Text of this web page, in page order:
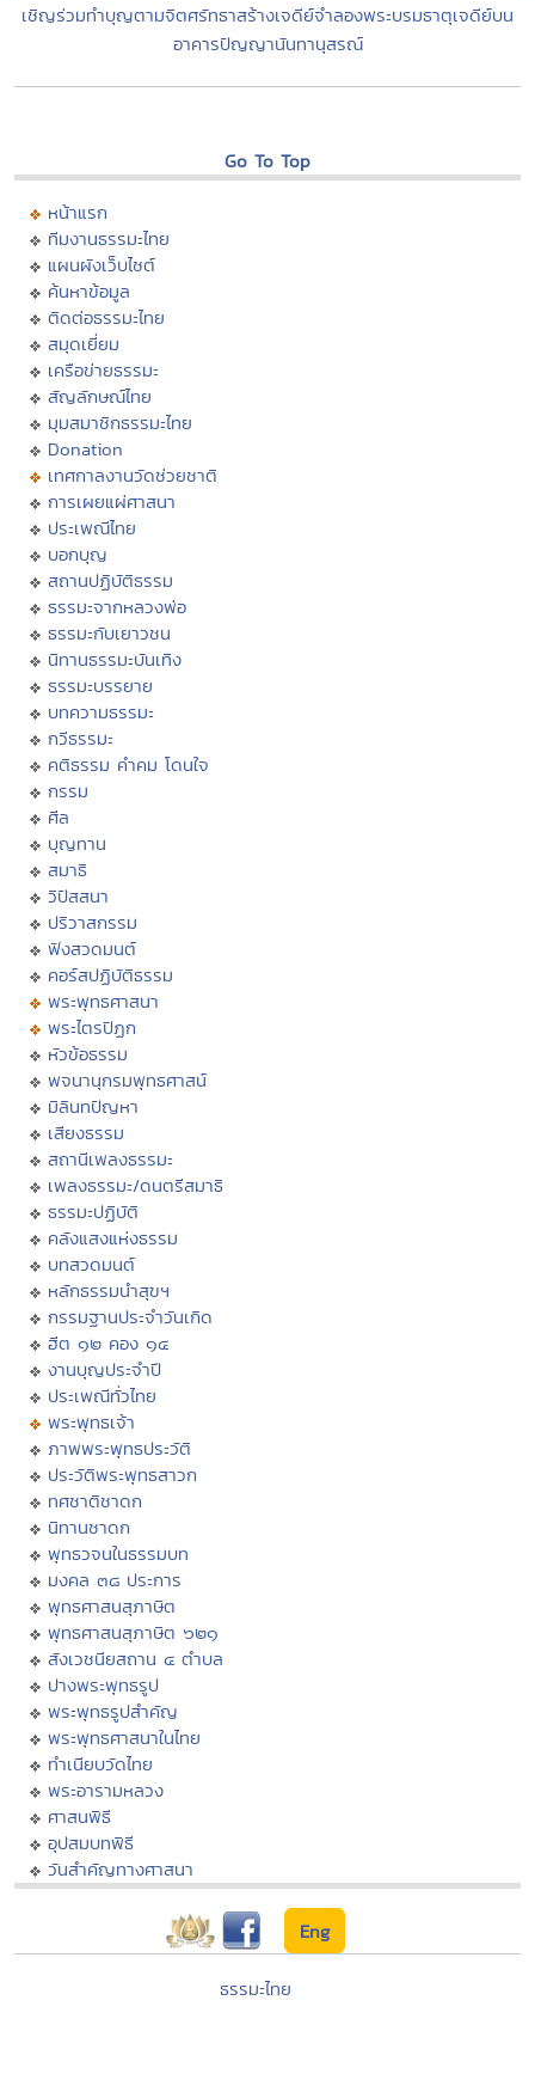
เชิญร่วมทำบุญตามจิตศรัทธาสร้างเจดีย์จำลองพระบรมธาตุเจดีย์บน
อาคารปัญญานันทานุสรณ์
Go To Top
หน้าแรก
ทีมงานธรรมะไทย
แผนผังเว็บไซต์
ค้นหาข้อมูล
ติดต่อธรรมะไทย
สมุดเยี่ยม
เครือข่ายธรรมะ
สัญลักษณ์ไทย
มุมสมาชิกธรรมะไทย
Donation
เทศกาลงานวัดช่วยชาติ
การเผยแผ่ศาสนา
ประเพณีไทย
บอกบุญ
สถานปฏิบัติธรรม
ธรรมะจากหลวงพ่อ
ธรรมะกับเยาวชน
นิทานธรรมะบันเทิง
ธรรมะบรรยาย
บทความธรรมะ
กวีธรรมะ
คติธรรม คำคม โดนใจ
กรรม
ศีล
บุญทาน
สมาธิ
วิปัสสนา
ปริวาสกรรม
ฟังสวดมนต์
คอร์สปฏิบัติธรรม
พระพุทธศาสนา
พระไตรปิฏก
หัวข้อธรรม
พจนานุกรมพุทธศาสน์
มิลินทปัญหา
เสียงธรรม
สถานีเพลงธรรมะ
เพลงธรรมะ/ดนตรีสมาธิ
ธรรมะปฏิบัติ
คลังแสงแห่งธรรม
บทสวดมนต์
หลักธรรมนำสุขฯ
กรรมฐานประจำวันเกิด
ฮีต ๑๒ คอง ๑๔
งานบุญประจำปี
ประเพณีทั่วไทย
พระพุทธเจ้า
ภาพพระพุทธประวัติ
ประวัติพระพุทธสาวก
ทศชาติชาดก
นิทานชาดก
พุทธวจนในธรรมบท
มงคล ๓๘ ประการ
พุทธศาสนสุภาษิต
พุทธศาสนสุภาษิต ๖๒๑
สังเวชนียสถาน ๔ ตำบล
ปางพระพุทธรูป
พระพุทธรูปสำคัญ
พระพุทธศาสนาในไทย
ทำเนียบวัดไทย
พระอารามหลวง
ศาสนพิธี
อุปสมบทพิธี
วันสำคัญทางศาสนา
Eng
ธรรมะไทย